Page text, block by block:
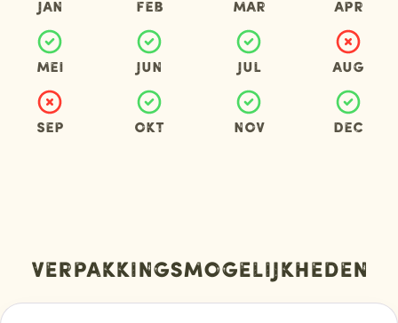
Jan Feb Mar Apr
Mei Jun Jul Aug
Sep Okt Nov Dec
Verpakkingsmogelijkheden